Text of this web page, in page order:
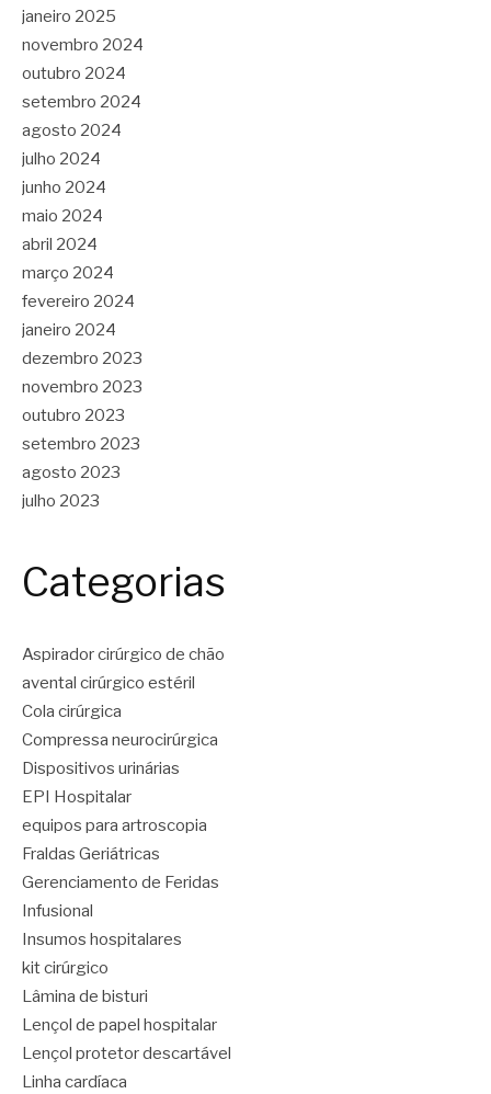
janeiro 2025
novembro 2024
outubro 2024
setembro 2024
agosto 2024
julho 2024
junho 2024
maio 2024
abril 2024
março 2024
fevereiro 2024
janeiro 2024
dezembro 2023
novembro 2023
outubro 2023
setembro 2023
agosto 2023
julho 2023
Categorias
Aspirador cirúrgico de chão
avental cirúrgico estéril
Cola cirúrgica
Compressa neurocirúrgica
Dispositivos urinárias
EPI Hospitalar
equipos para artroscopia
Fraldas Geriátricas
Gerenciamento de Feridas
Infusional
Insumos hospitalares
kit cirúrgico
Lâmina de bisturi
Lençol de papel hospitalar
Lençol protetor descartável
Linha cardíaca